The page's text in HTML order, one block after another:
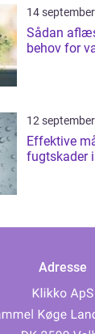
14
Sådan
behov for
12
Effektive
fugtskader
Adresse